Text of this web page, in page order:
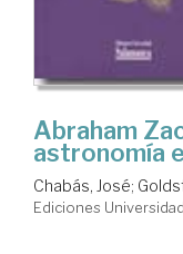
Abraham
astronomía
Chabás, José;
Ediciones